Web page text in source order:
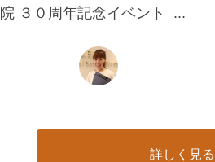
院 ３０周年記念イベント ...
詳しく見る